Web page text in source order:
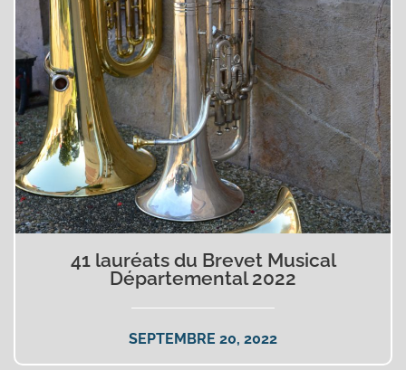
41 lauréats du Brevet Musical
Départemental 2022
SEPTEMBRE 20, 2022